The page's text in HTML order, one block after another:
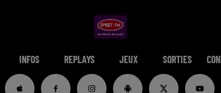
INFOS REPLAYS JEUX SORTIES